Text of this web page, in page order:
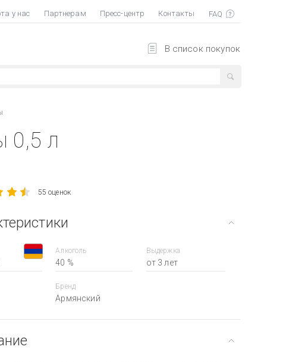
у нас Партнерам Пресс-центр Контакты
В список покупок
0,5 л
55 оценок
Алкоголь
40 %
Выдержка
от 3 лет
Бренд
Армянский